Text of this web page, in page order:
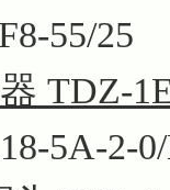
55/25
TDZ-
5A-2-